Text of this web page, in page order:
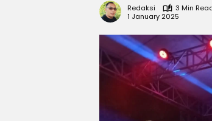
Redaksi
3 Min
1 January 2025